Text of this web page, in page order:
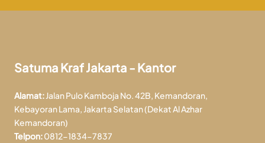
Satuma Kraf Jakarta - Kantor
Alamat:Jalan Pulo Kamboja No. 42B, Kemandoran,
Kebayoran Lama, Jakarta Selatan (Dekat Al Azhar
Kemandoran)
Telpon:0812-1834-7837